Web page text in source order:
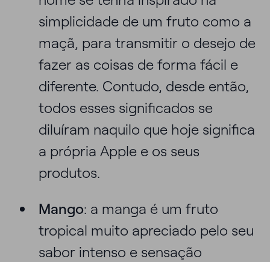
simplicidade de um fruto como a
maçã, para transmitir o desejo de
fazer as coisas de forma fácil e
diferente. Contudo, desde então,
todos esses significados se
diluíram naquilo que hoje significa
a própria Apple e os seus
produtos.
Mango: a manga é um fruto
tropical muito apreciado pelo seu
sabor intenso e sensação